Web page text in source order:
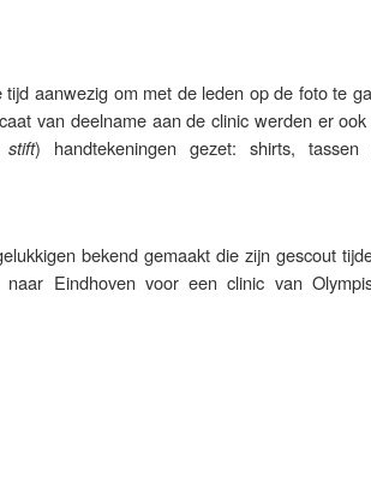
aanwezig om met de leden op de foto te
van deelname aan de clinic werden er
) handtekeningen gezet: shirts, tassen
bekend gemaakt die zijn gescout
Eindhoven voor een clinic van